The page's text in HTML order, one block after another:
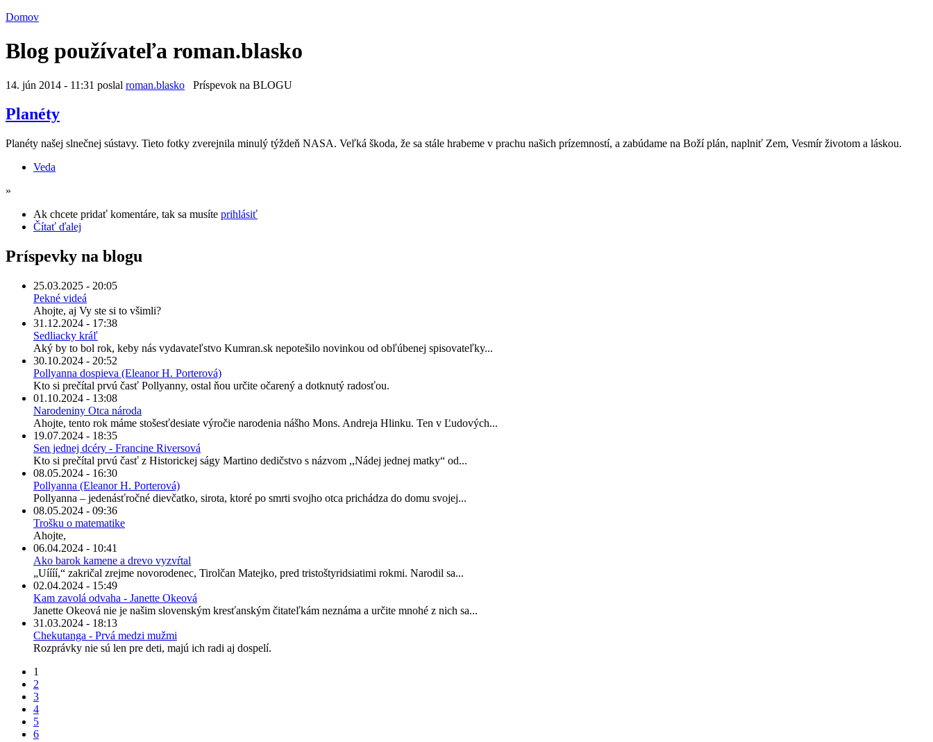
Domov
Blog používateľa roman.blasko
14. jún 2014 - 11:31 poslal roman.blasko Príspevok na BLOGU
Planéty
Planéty našej slnečnej sústavy. Tieto fotky zverejnila minulý týždeň NASA. Veľká škoda, že sa stále hrabeme v prachu našich prízemností, a zabúdame na Boží plán, naplniť Zem, Vesmír životom a láskou.
Veda
»
Ak chcete pridať komentáre, tak sa musíte prihlásiť
Čítať ďalej
Príspevky na blogu
25.03.2025 - 20:05
Pekné videá
Ahojte, aj Vy ste si to všimli?
31.12.2024 - 17:38
Sedliacky kráľ
Aký by to bol rok, keby nás vydavateľstvo Kumran.sk nepotešilo novinkou od obľúbenej spisovateľky...
30.10.2024 - 20:52
Pollyanna dospieva (Eleanor H. Porterová)
Kto si prečítal prvú časť Pollyanny, ostal ňou určite očarený a dotknutý radosťou.
01.10.2024 - 13:08
Narodeniny Otca národa
Ahojte, tento rok máme stošesťdesiate výročie narodenia nášho Mons. Andreja Hlinku. Ten v Ľudových...
19.07.2024 - 18:35
Sen jednej dcéry - Francine Riversová
Kto si prečítal prvú časť z Historickej ságy Martino dedičstvo s názvom ,,Nádej jednej matky“ od...
08.05.2024 - 16:30
Pollyanna (Eleanor H. Porterová)
Pollyanna – jedenásťročné dievčatko, sirota, ktoré po smrti svojho otca prichádza do domu svojej...
08.05.2024 - 09:36
Trošku o matematike
Ahojte,
06.04.2024 - 10:41
Ako barok kamene a drevo vyzvŕtal
„Uíííí,“ zakričal zrejme novorodenec, Tirolčan Matejko, pred tristoštyridsiatimi rokmi. Narodil sa...
02.04.2024 - 15:49
Kam zavolá odvaha - Janette Okeová
Janette Okeová nie je našim slovenským kresťanským čitateľkám neznáma a určite mnohé z nich sa...
31.03.2024 - 18:13
Chekutanga - Prvá medzi mužmi
Rozprávky nie sú len pre deti, majú ich radi aj dospelí.
1
2
3
4
5
6